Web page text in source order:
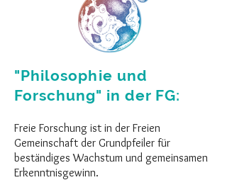
"Philosophie und
Forschung" in der FG:
Freie Forschung ist in der Freien
Gemeinschaft der Grundpfeiler für
beständiges Wachstum und gemeinsamen
Erkenntnisgewinn.